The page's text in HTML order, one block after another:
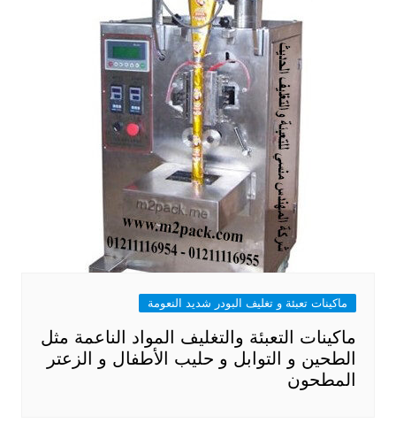
ماكينات تعبئة و تغليف البودر شديد النعومة
ماكينات التعبئة والتغليف المواد الناعمة مثل
الطحين و التوابل و حليب الأطفال و الزعتر
المطحون